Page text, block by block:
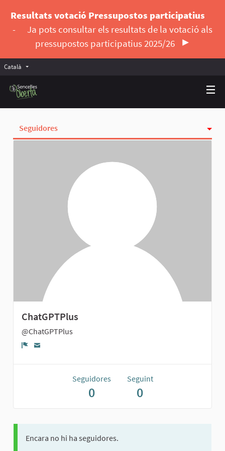
Resultats votació Pressupostos participatius
-
Ja pots consultar els resultats de la votació als
pressupostos participatius 2025/26
Català Triar la llengua
Seguidores
ChatGPTPlus
@ChatGPTPlus
Seguidores
0
Seguint
0
Encara no hi ha seguidores.